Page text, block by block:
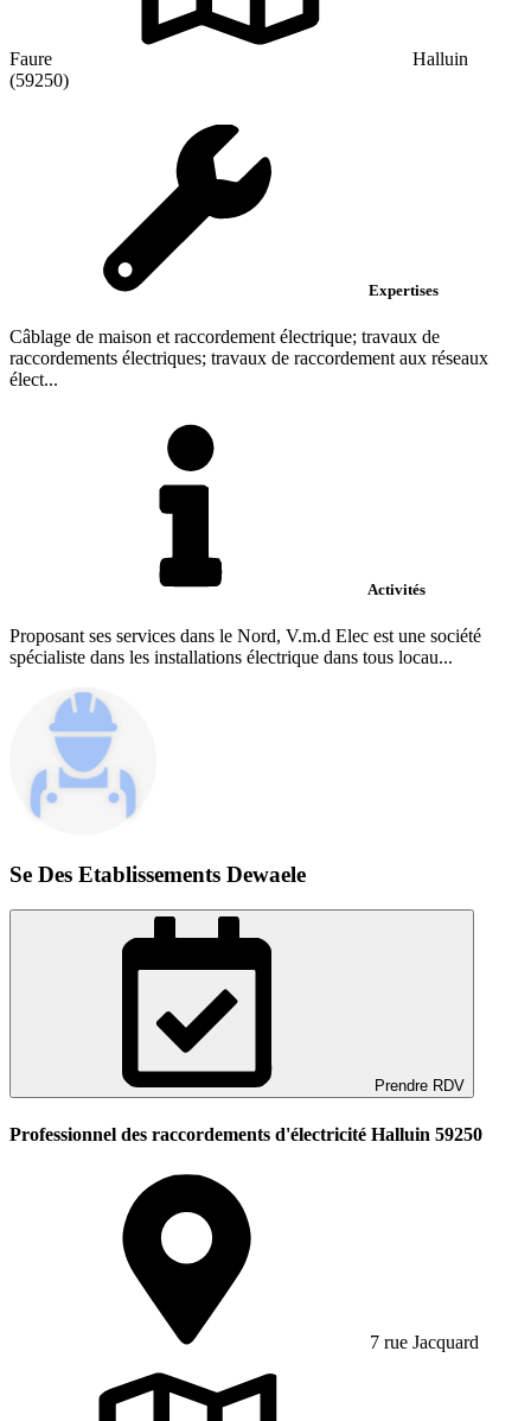
Faure
Halluin
(59250)
Expertises
Câblage de maison et raccordement électrique; travaux de
raccordements électriques; travaux de raccordement aux réseaux
élect...
Activités
Proposant ses services dans le Nord, V.m.d Elec est une société
spécialiste dans les installations électrique dans tous locau...
Se Des Etablissements Dewaele
Prendre RDV
Professionnel des raccordements d'électricité Halluin 59250
7 rue Jacquard